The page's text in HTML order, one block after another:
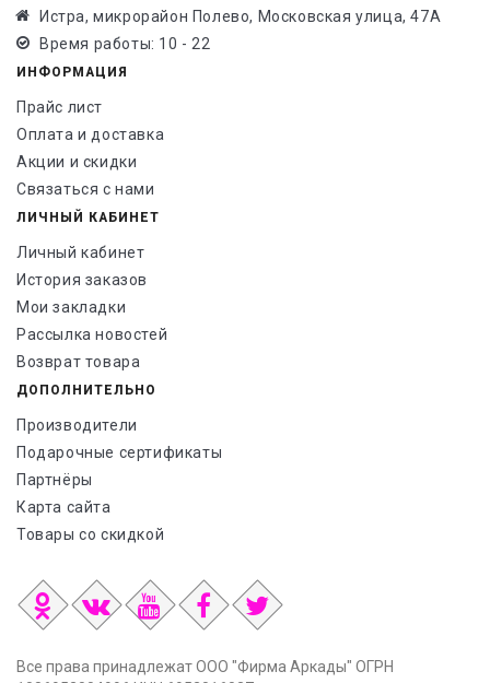
Истра, микрорайон Полево, Московская улица, 47А
Время работы: 10 - 22
ИНФОРМАЦИЯ
Прайс лист
Оплата и доставка
Акции и скидки
Связаться с нами
ЛИЧНЫЙ КАБИНЕТ
Личный кабинет
История заказов
Мои закладки
Рассылка новостей
Возврат товара
ДОПОЛНИТЕЛЬНО
Производители
Подарочные сертификаты
Партнёры
Карта сайта
Товары со скидкой
Все права принадлежат ООО "Фирма Аркады" ОГРН